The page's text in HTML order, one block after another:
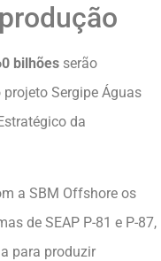
bilhões serão
Sergipe Águas
da
a SBM Offshore os
de SEAP P-81 e P-87,
para produzir